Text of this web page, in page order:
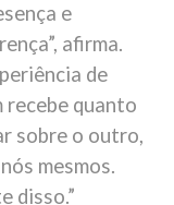
e
afirma.
de
quanto
sobre o outro,
mesmos.
disso.”